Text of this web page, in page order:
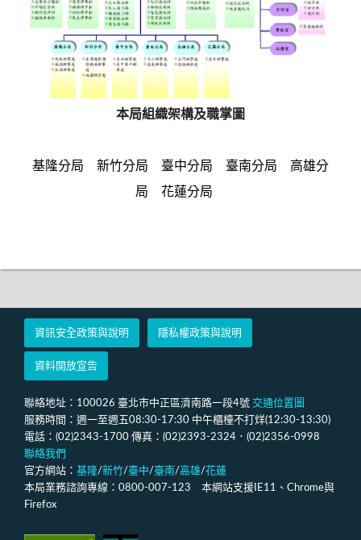
本局組織架構及職掌圖
基隆分局 新竹分局 臺中分局 臺南分局
高雄分
局
花蓮分局
資訊安全政策與說明 隱私權政策與說明
資料開放宣告
聯絡地址：100026 臺北市中正區濟南路一段4號 交通位置圖
服務時間：週一至週五08:30-17:30 中午櫃檯不打烊(12:30-13:30)
電話：(02)2343-1700 傳真：(02)2393-2324．(02)2356-0998
聯絡我們
官方網站： 基隆/新竹/臺中/臺南/高雄/花蓮
本局業務諮詢專線：0800-007-123 本網站支援IE11、Chrome與
Firefox